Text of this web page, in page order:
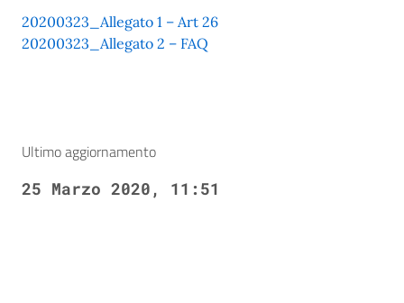
20200323_Allegato 1 – Art 26
20200323_Allegato 2 – FAQ
Ultimo aggiornamento
25 Marzo 2020, 11:51